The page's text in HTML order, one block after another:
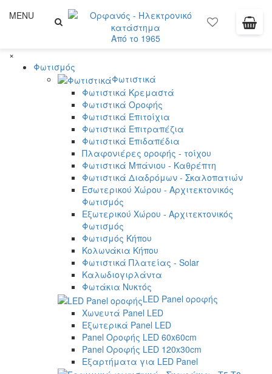
MENU
Από το 1965
×
Φωτισμός
Φωτιστικά
Φωτιστικά Κρεμαστά
Φωτιστικά Οροφής
Φωτιστικά Επιτοίχια
Φωτιστικά Επιτραπέζια
Φωτιστικά Επιδαπέδια
Πλαφονιέρες οροφής - τοίχου
Φωτιστικά Μπάνιου - Καθρέπτη
Φωτιστικά Διαδρόμων - Σκαλοπατιών
Εσωτερικού Χώρου - Αρχιτεκτονικός
Φωτισμός
Εξωτερικού Χώρου - Αρχιτεκτονικός
Φωτισμός
Φωτισμός Κήπου
Κολωνάκια Κήπου
Φωτιστικά Πλατείας - Solar
Καλωδιογιρλάντα
Φωτάκια Νυκτός
LED Panel οροφής
Χωνευτά Panel LED
Εξωτερικά Panel LED
Panel Οροφής LED 60x60cm
Panel Οροφής LED 120x30cm
Εξαρτήματα για LED Panel